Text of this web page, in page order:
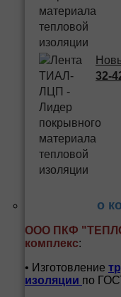
32-
о
ООО ПКФ
комплекс:
• Изготовление
изоляции по